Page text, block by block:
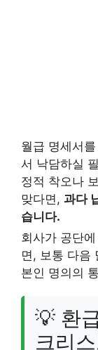
월급 명세서
서 낙담하실
정적 착오나
맞다면, 과다
습니다.
회사가 공단
면, 보통 다음
본인 명의의
💡 환
크리